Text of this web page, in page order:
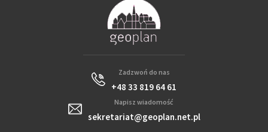
Zadzwoń do nas
+48 33 819 64 61
Napisz wiadomość
sekretariat@geoplan.net.pl